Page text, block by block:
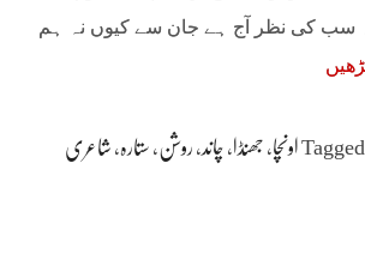
سب کی نظر آج ہے جان سے کیوں نہ ہم
Taggedاونچا، جھنڈا، چاند ، روشن ، ستارہ، شاعری